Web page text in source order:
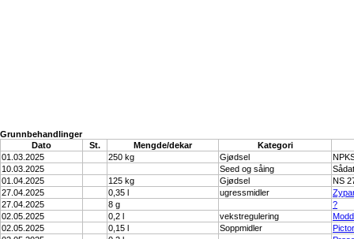
Grunnbehandlinger
Dato
St. Mengde/dekar
Kategori
01.03.2025
250 kg Gjødsel
10.03.2025
Seed og såing
01.04.2025
125 kg Gjødsel
NS
27.04.2025
0,35 l ugressmidler
27.04.2025
8 g
?
02.05.2025
0,2 l vekstregulering
02.05.2025
0,15 l Soppmidler